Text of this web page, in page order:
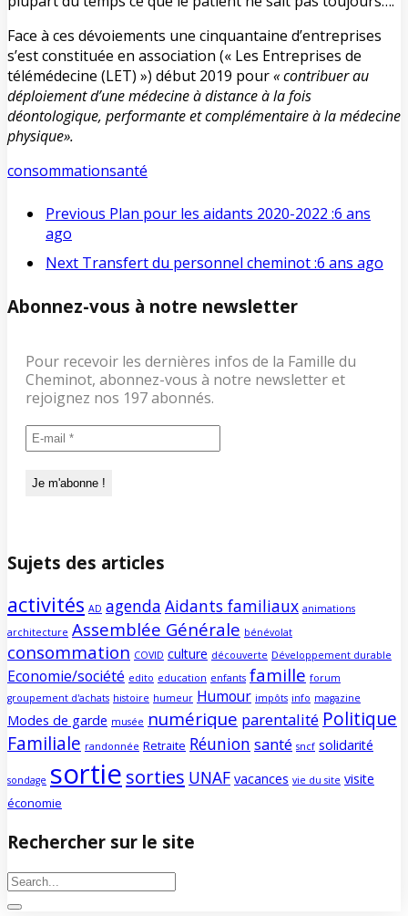
Face à ces dévoiements une cinquantaine d’entreprises
s’est constituée en association (« Les Entreprises de
télémédecine (LET) ») début 2019 pour« contribuer au
déploiement d’une médecine à distance à la fois
déontologique, performante et complémentaire à la médecine
physique».
consommationsanté
Previous Plan pour les aidants 2020-2022 :6 ans
ago
Next Transfert du personnel cheminot :6 ans ago
Abonnez-vous à notre newsletter
Pour recevoir les dernières infos de la Famille du
Cheminot, abonnez-vous à notre newsletter et
rejoignez nos 197 abonnés.
Sujets des articles
activités AD agenda Aidants familiaux animations
architecture Assemblée Générale bénévolat
consommation COVID culture découverte Développement durable
Economie/société edito education enfants famille forum
groupement d'achats histoire humeur Humour impôts info magazine
Modes de garde musée numérique parentalité Politique
Familiale randonnée Retraite Réunion santé sncf solidarité
sondage sortie sorties UNAF vacances vie du site visite
économie
Rechercher sur le site